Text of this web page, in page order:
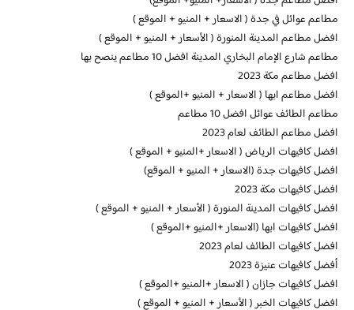
مطاعم عوائل في جدة ( الاسعار + المنيو + الموقع )
افضل مطاعم المدينة المنورة ( الأسعار + المنيو + الموقع )
مطاعم شارع الإمام البخاري المدينة افضل 10 مطاعم ينصح بها
افضل مطاعم مكة 2023
افضل مطاعم ابها ( الاسعار + المنيو +الموقع )
مطاعم الطائف عوائل افضل 10 مطاعم
افضل مطاعم الطائف لعام 2023
افضل كافيهات الرياض ( الاسعار +المنيو + الموقع )
افضل كافيهات جدة (الاسعار + المنيو + الموقع)
افضل كافيهات مكة 2023
افضل كافيهات المدينة المنورة ( الأسعار + المنيو + الموقع )
افضل كافيهات ابها (الاسعار +المنيو +الموقع )
افضل كافيهات الطائف لعام 2023
أفضل كافيهات عنيزة 2023
افضل كافيهات جازان ( الاسعار +المنيو +الموقع )
افضل كافيهات الخبر ( الأسعار + المنيو + الموقع )